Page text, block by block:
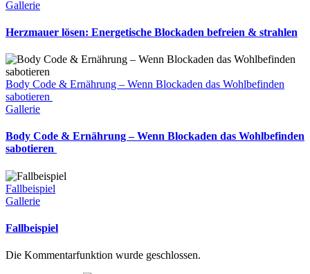
Gallerie
Herzmauer lösen: Energetische Blockaden befreien & strahlen
Body Code & Ernährung – Wenn Blockaden das Wohlbefinden
sabotieren
Gallerie
Body Code & Ernährung – Wenn Blockaden das Wohlbefinden
sabotieren
Fallbeispiel
Gallerie
Fallbeispiel
Die Kommentarfunktion wurde geschlossen.